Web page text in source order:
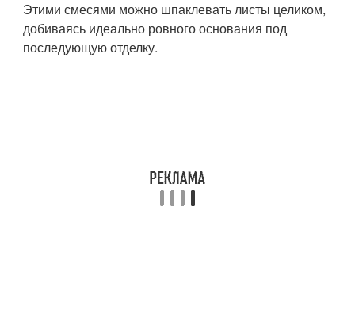
Этими смесями можно шпаклевать листы целиком,
добиваясь идеально ровного основания под
последующую отделку.